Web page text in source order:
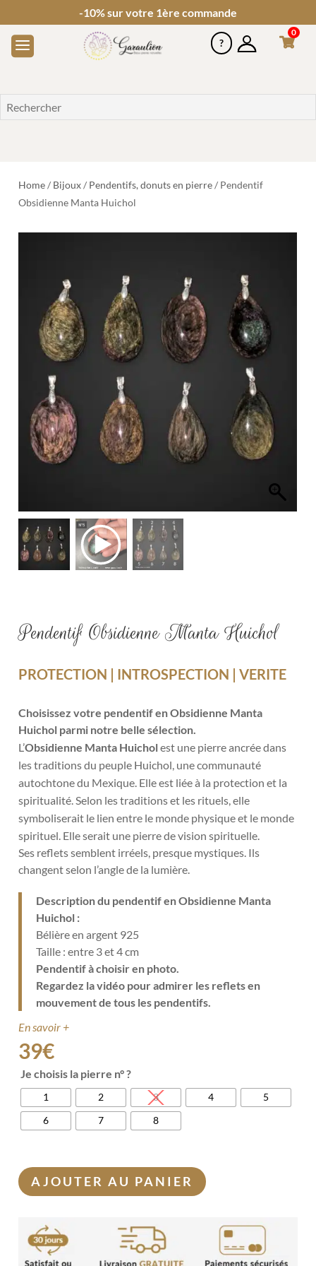
-10% sur votre 1ère commande
0
Home/ Bijoux/ Pendentifs, donuts en pierre/ Pendentif
Obsidienne Manta Huichol
Pendentif Obsidienne Manta Huichol
PROTECTION | INTROSPECTION | VERITE
Choisissez votre pendentif en Obsidienne Manta
Huichol parmi notre belle sélection.
L’Obsidienne Manta Huicholest une pierre ancrée dans
les traditions du peuple Huichol, une communauté
autochtone du Mexique. Elle est liée à la protection et la
spiritualité. Selon les traditions et les rituels, elle
symboliserait le lien entre le monde physique et le monde
spirituel. Elle serait une pierre de vision spirituelle.
Ses reflets semblent irréels, presque mystiques. Ils
changent selon l’angle de la lumière.
Description du pendentif en Obsidienne Manta
Huichol :
Bélière en argent 925
Taille : entre 3 et 4 cm
Pendentif à choisir en photo.
Regardez la vidéo pour admirer les reflets en
mouvement de tous les pendentifs.
En savoir +
39€
Je choisis la pierre n° ?
1 2 3 4
5
6
7 8
AJOUTER AU PANIER